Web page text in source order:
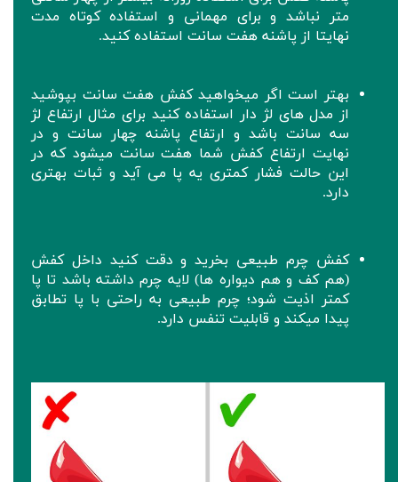
متر نباشد و برای مهمانی و استفاده کوتاه مدت
نهایتا از پاشنه هفت سانت استفاده کنید.
بهتر است اگر میخواهید کفش هفت سانت بپوشید
از مدل های لژ دار استفاده کنید برای مثال ارتفاع لژ
سه سانت باشد و ارتفاع پاشنه چهار سانت و در
نهایت ارتفاع کفش شما هفت سانت میشود که در
این حالت فشار کمتری یه پا می آید و ثبات بهتری
دارد.
‌کفش چرم طبیعی بخرید و دقت کنید داخل کفش‌
(هم کف و هم دیواره ها) لایه چرم داشته باشد تا پا
کمتر اذیت شود؛ چرم طبیعی به راحتی با پا تطابق
پیدا میکند و قابلیت تنفس دارد.